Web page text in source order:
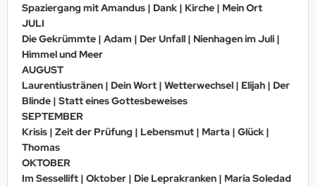
Spaziergang mit Amandus | Dank | Kirche | Mein Ort
JULI
Die Gekrümmte | Adam | Der Unfall | Nienhagen im Juli |
Himmel und Meer
AUGUST
Laurentiustränen | Dein Wort | Wetterwechsel | Elijah | Der
Blinde | Statt eines Gottesbeweises
SEPTEMBER
Krisis | Zeit der Prüfung | Lebensmut | Marta | Glück |
Thomas
OKTOBER
Im Sessellift | Oktober | Die Leprakranken | Maria Soledad